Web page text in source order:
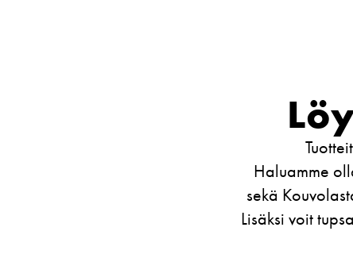
Haluamme
sekä
Lisäksi voit